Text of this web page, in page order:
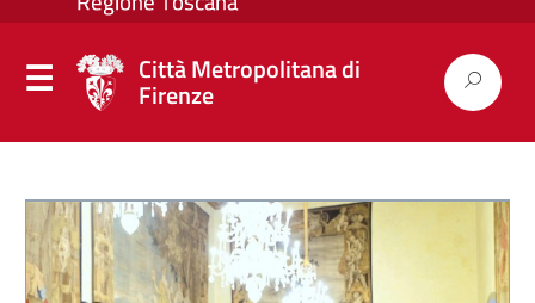
Città Metropolitana di
Firenze